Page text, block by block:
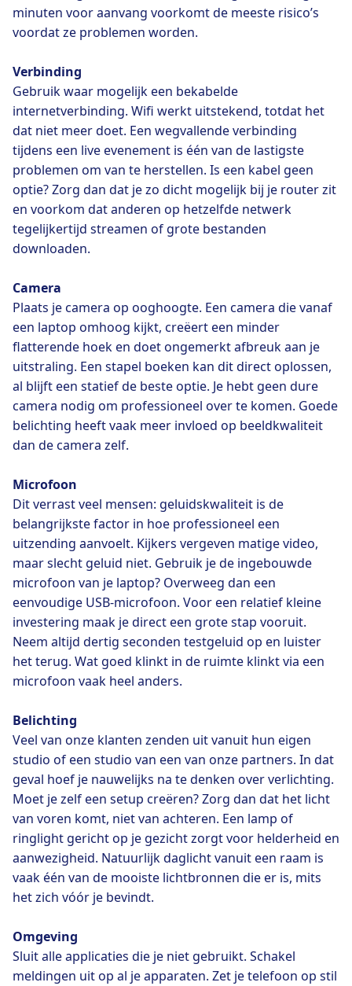
minuten voor aanvang voorkomt de meeste risico’s
voordat ze problemen worden.
Verbinding
Gebruik waar mogelijk een bekabelde
internetverbinding. Wifi werkt uitstekend, totdat het
dat niet meer doet. Een wegvallende verbinding
tijdens een live evenement is één van de lastigste
problemen om van te herstellen. Is een kabel geen
optie? Zorg dan dat je zo dicht mogelijk bij je router zit
en voorkom dat anderen op hetzelfde netwerk
tegelijkertijd streamen of grote bestanden
downloaden.
Camera
Plaats je camera op ooghoogte. Een camera die vanaf
een laptop omhoog kijkt, creëert een minder
flatterende hoek en doet ongemerkt afbreuk aan je
uitstraling. Een stapel boeken kan dit direct oplossen,
al blijft een statief de beste optie. Je hebt geen dure
camera nodig om professioneel over te komen. Goede
belichting heeft vaak meer invloed op beeldkwaliteit
dan de camera zelf.
Microfoon
Dit verrast veel mensen: geluidskwaliteit is de
belangrijkste factor in hoe professioneel een
uitzending aanvoelt. Kijkers vergeven matige video,
maar slecht geluid niet. Gebruik je de ingebouwde
microfoon van je laptop? Overweeg dan een
eenvoudige USB-microfoon. Voor een relatief kleine
investering maak je direct een grote stap vooruit.
Neem altijd dertig seconden testgeluid op en luister
het terug. Wat goed klinkt in de ruimte klinkt via een
microfoon vaak heel anders.
Belichting
Veel van onze klanten zenden uit vanuit hun eigen
studio of een studio van een van onze partners. In dat
geval hoef je nauwelijks na te denken over verlichting.
Moet je zelf een setup creëren? Zorg dan dat het licht
van voren komt, niet van achteren. Een lamp of
ringlight gericht op je gezicht zorgt voor helderheid en
aanwezigheid. Natuurlijk daglicht vanuit een raam is
vaak één van de mooiste lichtbronnen die er is, mits
het zich vóór je bevindt.
Omgeving
Sluit alle applicaties die je niet gebruikt. Schakel
meldingen uit op al je apparaten. Zet je telefoon op stil